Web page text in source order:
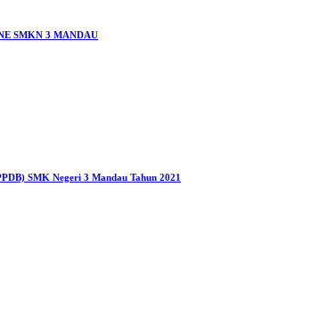
SMKN 3 MANDAU
SMK Negeri 3 Mandau Tahun 2021